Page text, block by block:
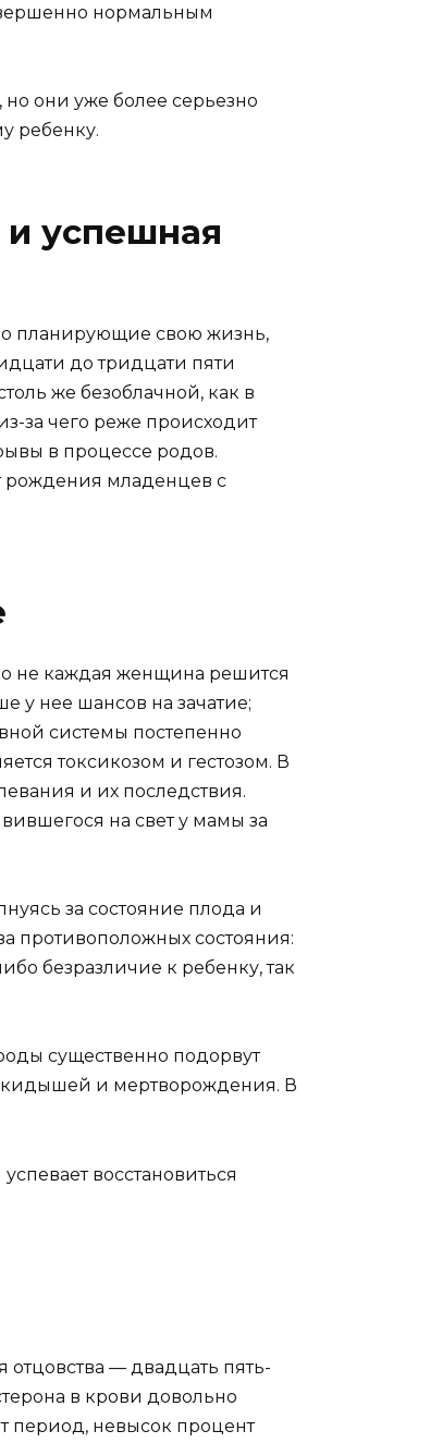
нормальным
они уже более серьезно
ребенку.
успешная
планирующие свою жизнь,
до тридцати пяти
же безоблачной, как в
за чего реже происходит
в процессе родов.
рождения младенцев с
не каждая женщина решится
у нее шансов на зачатие;
системы постепенно
токсикозом и гестозом. В
и их последствия.
на свет у мамы за
за состояние плода и
противоположных состояния:
безразличие к ребенку, так
существенно подорвут
и мертворождения. В
восстановиться
— двадцать пять-
в крови довольно
период, невысок процент